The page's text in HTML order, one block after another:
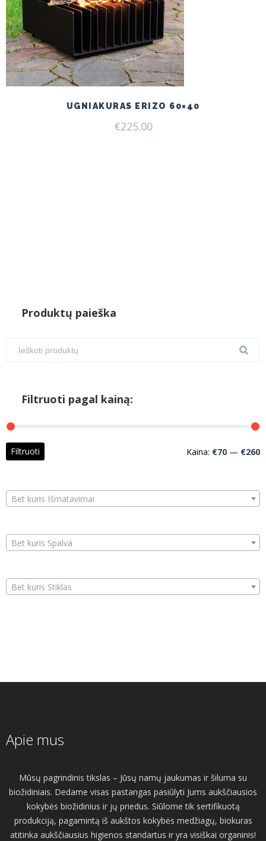
UGNIAKURAS ERIZO 60×40
€225.00
Produktų paieška
Filtruoti pagal kainą:
Filtruoti Kaina: €70 — €260
Bet kuris Išmatavimai
Bet kuris Spalva
Bet kuris Stiklas
Apie mus
Mūsų pagrindinis tikslas – Jūsų namų jaukumas ir šiluma su
biožidiniais. Dedame visas pastangas pasiūlyti Jums aukščiausios
kokybės biožidinius ir jų priedus. Siūlome tik sertifikuotą
produkciją, pagamintą iš aukštos kokybės medžiagų, biokuras
atitinka aukščiausius higienos standartus ir yra visiškai organinis!